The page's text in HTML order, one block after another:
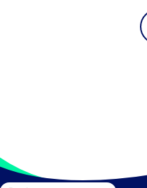
maintenance
Peut suivre et